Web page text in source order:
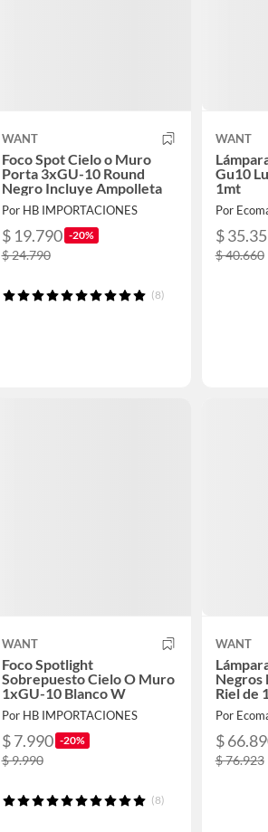
WANT
Foco Spot Cielo o Muro
Porta 3xGU-10 Round
Negro Incluye Ampolleta
Por HB IMPORTACIONES
$ 19.790 -20%
$ 24.790
(8)
WANT
Gu10
1mt
Por
$
$ 40.660
WANT
Foco Spotlight
Sobrepuesto Cielo O Muro
1xGU-10 Blanco W
Por HB IMPORTACIONES
$ 7.990 -20%
$ 9.990
(8)
WANT
Negros
Riel de
Por
$
$ 76.923